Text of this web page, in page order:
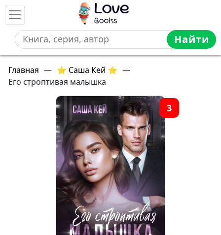
Найти
Главная — ⭐ Саша Кей ⭐ —
Его строптивая малышка
3